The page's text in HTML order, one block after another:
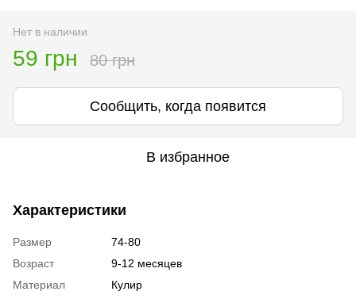
Нет в наличии
59 грн 80 грн
Сообщить, когда появится
В избранное
Характеристики
Размер
74-80
Возраст
9-12 месяцев
Материал
Кулир